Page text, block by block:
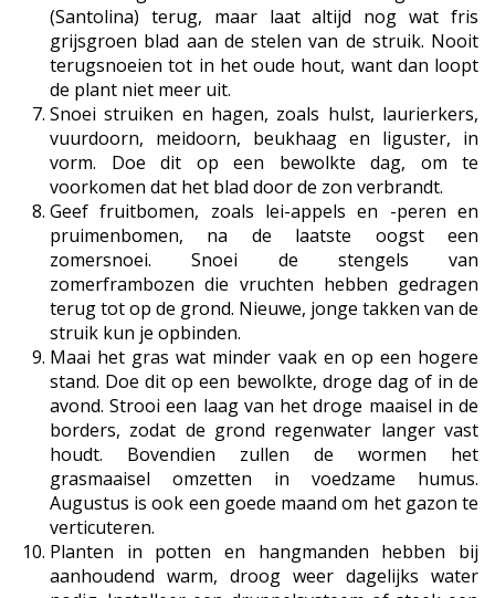
(Santolina) terug, maar laat altijd nog wat fris
grijsgroen blad aan de stelen van de struik. Nooit
terugsnoeien tot in het oude hout, want dan loopt
de plant niet meer uit.
Snoei struiken en hagen, zoals hulst, laurierkers,
vuurdoorn, meidoorn, beukhaag en liguster, in
vorm. Doe dit op een bewolkte dag, om te
voorkomen dat het blad door de zon verbrandt.
Geef fruitbomen, zoals lei-appels en -peren en
pruimenbomen, na de laatste oogst een
zomersnoei. Snoei de stengels van
zomerframbozen die vruchten hebben gedragen
terug tot op de grond. Nieuwe, jonge takken van de
struik kun je opbinden.
Maai het gras wat minder vaak en op een hogere
stand. Doe dit op een bewolkte, droge dag of in de
avond. Strooi een laag van het droge maaisel in de
borders, zodat de grond regenwater langer vast
houdt. Bovendien zullen de wormen het
grasmaaisel omzetten in voedzame humus.
Augustus is ook een goede maand om het gazon te
verticuteren.
Planten in potten en hangmanden hebben bij
aanhoudend warm, droog weer dagelijks water